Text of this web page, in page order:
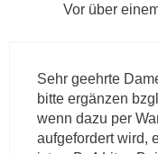
Vor über
Sehr geehrte
bitte ergänzen
wenn dazu per
aufgefordert wird,